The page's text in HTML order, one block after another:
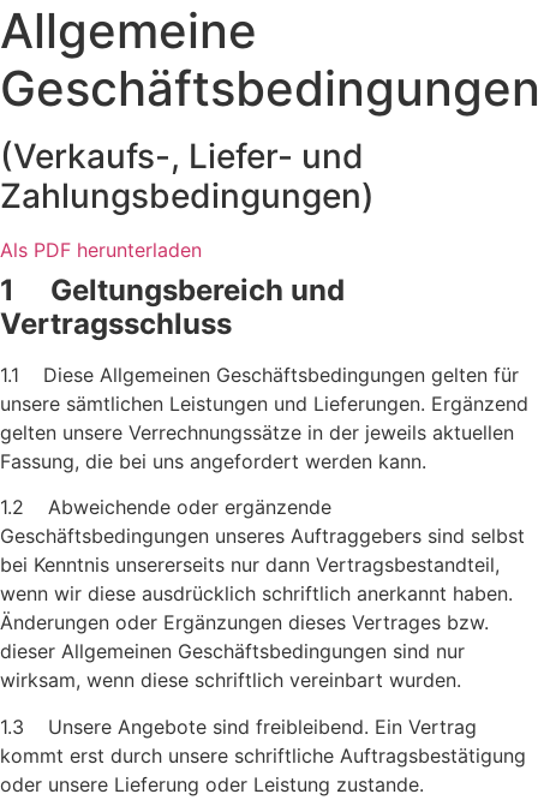
Allgemeine
(Verkaufs-, Liefer- und
Zahlungsbedingungen)
Als PDF herunterladen
1 Geltungsbereich und
Vertragsschluss
1.1 Diese Allgemeinen Geschäftsbedingungen gelten für
unsere sämtlichen Leistungen und Lieferungen. Ergänzend
gelten unsere Verrechnungssätze in der jeweils aktuellen
Fassung, die bei uns angefordert werden kann.
1.2 Abweichende oder ergänzende
Geschäftsbedingungen unseres Auftraggebers sind selbst
bei Kenntnis unsererseits nur dann Ver­tragsbestandteil,
wenn wir diese ausdrücklich schriftlich anerkannt haben.
Änderungen oder Ergänzungen dieses Vertrages bzw.
dieser Allgemeinen Geschäftsbedingungen sind nur
wirksam, wenn diese schriftlich vereinbart wurden.
1.3 Unsere Angebote sind freibleibend. Ein Vertrag
kommt erst durch unsere schriftliche Auftragsbestätigung
oder unsere Lieferung oder Leistung zustande.